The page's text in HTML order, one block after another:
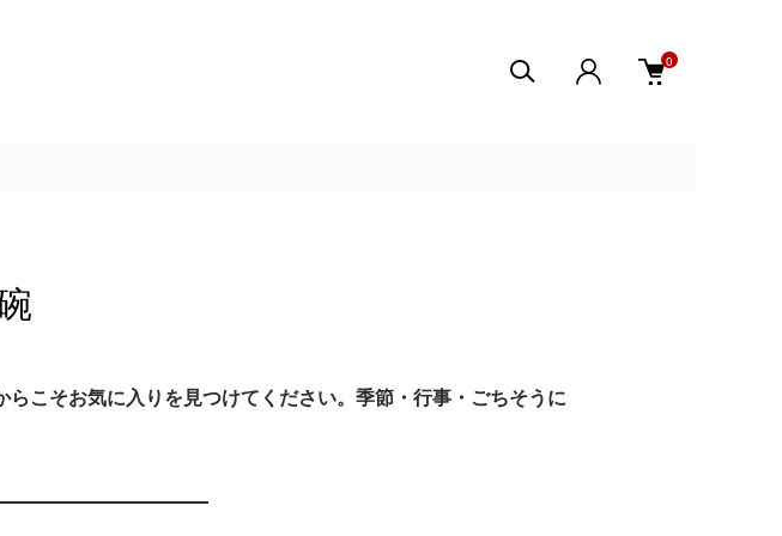
0
こそお気に入りを見つけてください。季節・行事・ごちそうに